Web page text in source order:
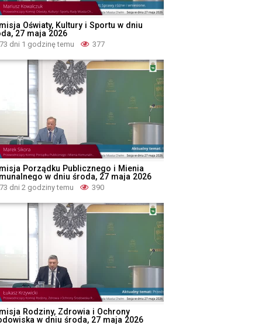
Oświaty, Kultury i Sportu w dniu
27 maja 2026
73 dni 1 godzinę temu 377
Porządku Publicznego i Mienia
w dniu środa, 27 maja 2026
73 dni 2 godziny temu 390
Rodziny, Zdrowia i Ochrony
w dniu środa, 27 maja 2026